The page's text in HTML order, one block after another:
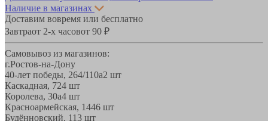
Наличие в магазинах
Доставим вовремя или бесплатно
Завтраот 2-х часовот 90 ₽
Самовывоз из магазинов:
г.Ростов-на-Дону
40-лет победы, 264/110а2 шт
Каскадная, 724 шт
Королева, 30а4 шт
Красноармейская, 1446 шт
Будённовский, 113 шт